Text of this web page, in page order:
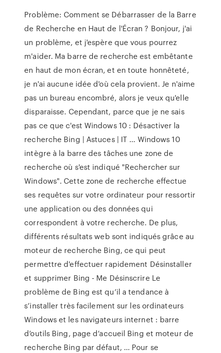
Problème: Comment se Débarrasser de la Barre
de Recherche en Haut de l'Écran ? Bonjour, j'ai
un problème, et j'espère que vous pourrez
m'aider. Ma barre de recherche est embêtante
en haut de mon écran, et en toute honnêteté,
je n'ai aucune idée d'où cela provient. Je n'aime
pas un bureau encombré, alors je veux qu'elle
disparaisse. Cependant, parce que je ne sais
pas ce que c'est Windows 10 : Désactiver la
recherche Bing | Astuces | IT ... Windows 10
intègre à la barre des tâches une zone de
recherche où s'est indiqué "Rechercher sur
Windows". Cette zone de recherche effectue
ses requêtes sur votre ordinateur pour ressortir
une application ou des données qui
correspondent à votre recherche. De plus,
différents résultats web sont indiqués grâce au
moteur de recherche Bing, ce qui peut
permettre d'effectuer rapidement Désinstaller
et supprimer Bing - Me Désinscrire Le
problème de Bing est qu’il a tendance à
s’installer très facilement sur les ordinateurs
Windows et les navigateurs internet : barre
d’outils Bing, page d’accueil Bing et moteur de
recherche Bing par défaut, … Pour se